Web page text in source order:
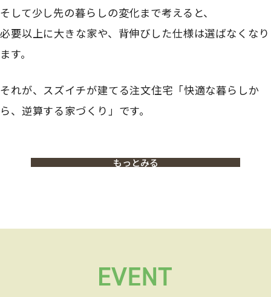
そして少し先の暮らしの変化まで考えると、
必要以上に大きな家や、背伸びした仕様は選ばなくなり
ます。
それが、スズイチが建てる注文住宅「快適な暮らしか
ら、逆算する家づくり」です。
もっとみる